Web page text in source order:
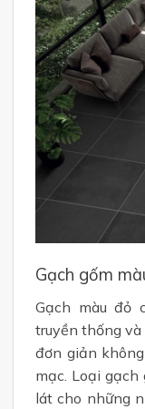
Gạch gốm
Gạch màu đỏ
truyền thống
đơn giản
mạc. Loại gạch
lát cho những